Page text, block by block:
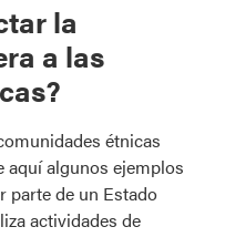
la
a las
étnicas
aquí algunos ejemplos
parte de un Estado
actividades de